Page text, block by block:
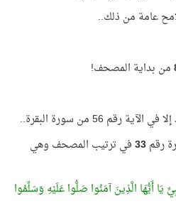
عامة من ذلك..
من بداية المصحف!
56 من سورة البقرة..
33في ترتيب المصحف وهي
يَا أَيُّهَا الَّذِينَ آمَنُوا صَلُّوا عَلَيْهِ وَسَلِّمُوا